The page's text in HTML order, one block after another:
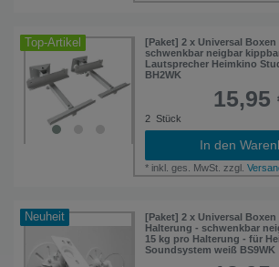
Top-Artikel
[Paket] 2 x Universal Boxen
schwenkbar neigbar
Lautsprecher Heimkino
BH2WK
15,95
2 Stück
In den
* inkl. ges. MwSt. zzgl.
Neuheit
[Paket] 2 x Universal
Halterung - schwenkbar
15 kg pro Halterung - für
Soundsystem weiß BS9WK